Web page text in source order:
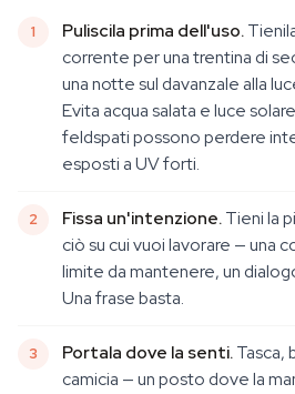
Puliscila prima dell'uso.
corrente per una trentina di
una notte sul davanzale alla
Evita acqua salata e luce
feldspati possono perdere
esposti a UV forti.
Fissa un'intenzione.Tieni la
ciò su cui vuoi lavorare — una
limite da mantenere, un
Una frase basta.
Portala dove la senti.Tasca,
camicia — un posto dove la